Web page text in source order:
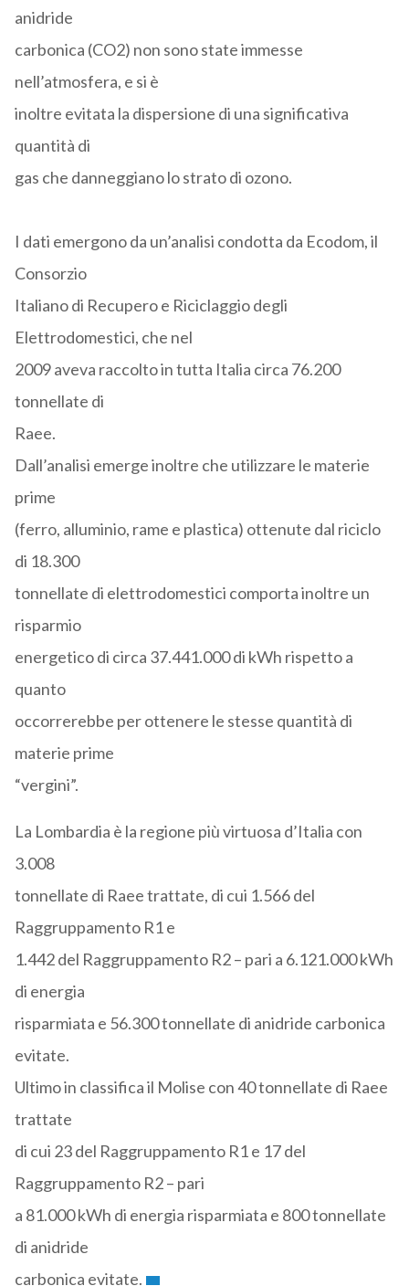
anidride
carbonica (CO2) non sono state immesse
nell’atmosfera, e si è
inoltre evitata la dispersione di una significativa
quantità di
gas che danneggiano lo strato di ozono.
I dati emergono da un’analisi condotta da Ecodom, il
Consorzio
Italiano di Recupero e Riciclaggio degli
Elettrodomestici, che nel
2009 aveva raccolto in tutta Italia circa 76.200
tonnellate di
Raee.
Dall’analisi emerge inoltre che utilizzare le materie
prime
(ferro, alluminio, rame e plastica) ottenute dal riciclo
di 18.300
tonnellate di elettrodomestici comporta inoltre un
risparmio
energetico di circa 37.441.000 di kWh rispetto a
quanto
occorrerebbe per ottenere le stesse quantità di
materie prime
“vergini”.
La Lombardia è la regione più virtuosa d’Italia con
3.008
tonnellate di Raee trattate, di cui 1.566 del
Raggruppamento R1 e
1.442 del Raggruppamento R2 – pari a 6.121.000 kWh
di energia
risparmiata e 56.300 tonnellate di anidride carbonica
evitate.
Ultimo in classifica il Molise con 40 tonnellate di Raee
trattate
di cui 23 del Raggruppamento R1 e 17 del
Raggruppamento R2 – pari
a 81.000 kWh di energia risparmiata e 800 tonnellate
di anidride
carbonica evitate.